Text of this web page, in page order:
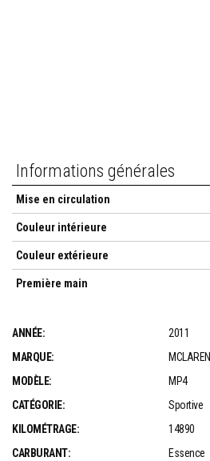
Informations générales
Mise en circulation
Couleur intérieure
Couleur extérieure
Première main
ANNÉE:
2011
MARQUE:
MCLAREN
MODÈLE:
MP4
CATÉGORIE:
Sportive
KILOMÉTRAGE:
14890
CARBURANT:
Essence